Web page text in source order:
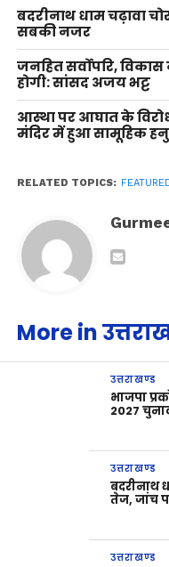
बदरीनाथ धाम चढ़ावा
सबकी नजर
जनहित सर्वोपरि, विकास
होगी: सांसद अजय भट्ट
आस्था पर आघात के
मंदिर में हुआ सामूहिक
RELATED TOPICS:
More in
उत्तराखण्ड
भाजपा
2027
उत्तराखण्ड
बदरीनाथ
तेज, जांच
उत्तराखण्ड